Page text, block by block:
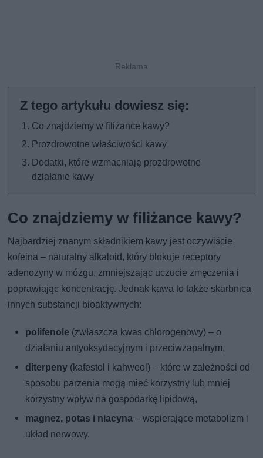
Co znajdziemy w filiżance kawy?
Prozdrowotne właściwości kawy
Dodatki, które wzmacniają prozdrowotne
działanie kawy
Co znajdziemy w filiżance kawy?
Najbardziej znanym składnikiem kawy jest oczywiście
kofeina – naturalny alkaloid, który blokuje receptory
adenozyny w mózgu, zmniejszając uczucie zmęczenia i
poprawiając koncentrację. Jednak kawa to także skarbnica
innych substancji bioaktywnych:
polifenole (zwłaszcza kwas chlorogenowy) – o
działaniu antyoksydacyjnym i przeciwzapalnym,
diterpeny (kafestol i kahweol) – które w zależności od
sposobu parzenia mogą mieć korzystny lub mniej
korzystny wpływ na gospodarkę lipidową,
magnez, potas i niacyna – wspierające metabolizm i
układ nerwowy.